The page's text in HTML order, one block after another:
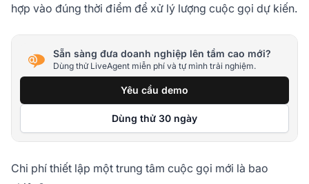
hợp vào đúng thời điểm để xử lý lượng cuộc gọi dự kiến.
Sẵn sàng đưa doanh nghiệp lên tầm cao mới?
Dùng thử LiveAgent miễn phí và tự mình trải nghiệm.
Yêu cầu demo
Dùng thử 30 ngày
Chi phí thiết lập một trung tâm cuộc gọi mới là bao